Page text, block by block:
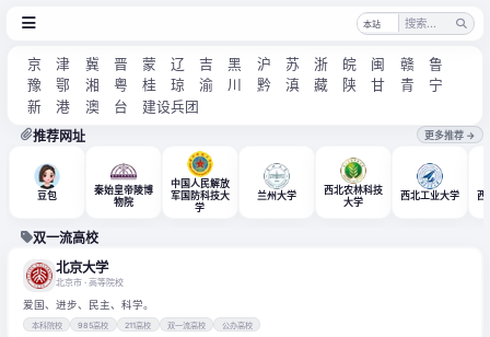
京 津 冀 晋 蒙 辽 吉 黑 沪 苏 浙 皖 闽 赣
鲁
豫
鄂 湘 粤 桂 琼 渝 川 黔 滇 藏 陕 甘 青
宁
新
港 澳 台
建设兵团
推荐网址
更多推荐 →
豆包
秦始皇帝陵博
物院
中国人民解放
军国防科技大
学
兰州大学
西北农林科技
大学
西北工业大学 西
双一流高校
北京大学
北京市· 高等院校
爱国、进步、民主、科学。
本科院校 985高校 211高校 双一流高校 公办高校